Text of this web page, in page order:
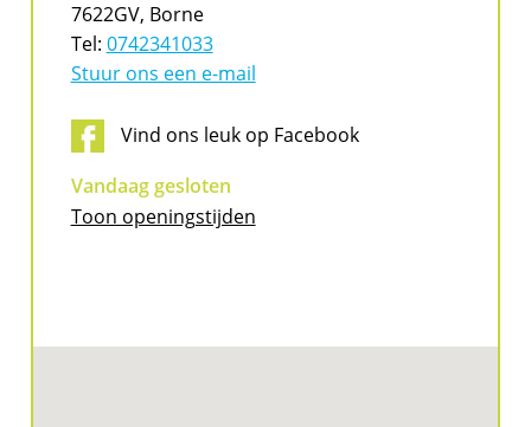
7622GV, Borne
Tel: 0742341033
Stuur ons een e-mail
Vind ons leuk op Facebook
Vandaag gesloten
Toon openingstijden